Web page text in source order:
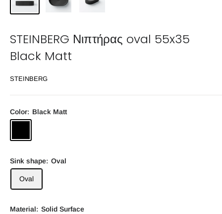
STEINBERG Νιπτήρας oval 55x35
Black Matt
STEINBERG
Color: Black Matt
Matt
Sink shape: Oval
Oval
Material: Solid Surface